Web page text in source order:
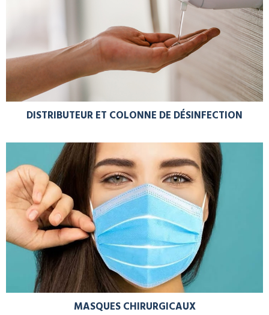
DISTRIBUTEUR ET COLONNE DE DÉSINFECTION
MASQUES CHIRURGICAUX